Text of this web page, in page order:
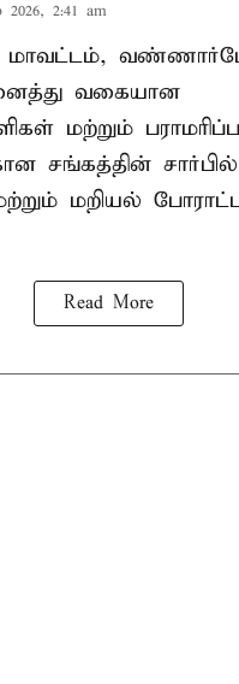
2026, 2:41 am
மாவட்டம்,
வகையான
மற்றும்
சங்கத்தின் சார்பில்
மறியல்
Read More